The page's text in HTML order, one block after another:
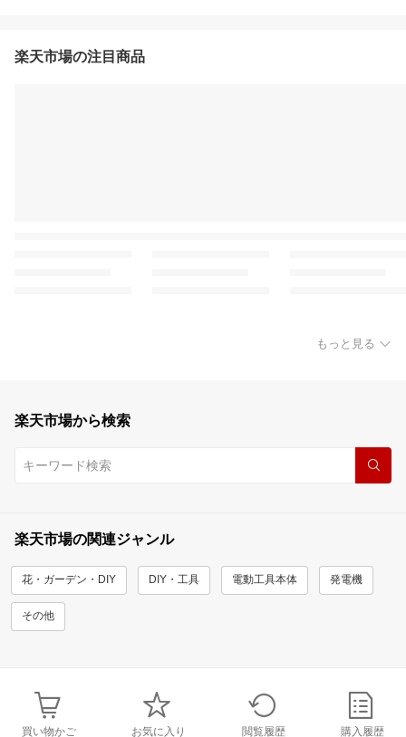
楽天市場の注目商品
もっと見る
楽天市場から検索
楽天市場の関連ジャンル
花・ガーデン・DIY DIY・工具 電動工具本体 発電機
その他
買い物かご お気に入り 閲覧履歴 購入履歴